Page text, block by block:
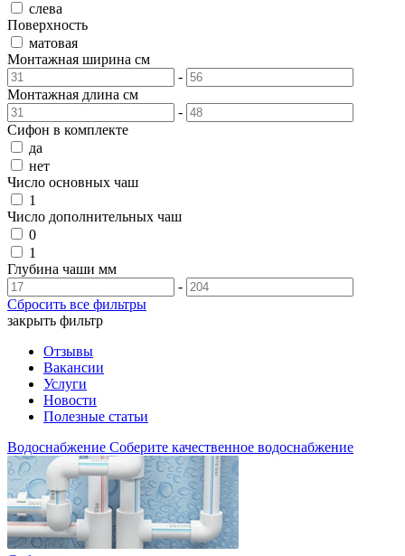
слева
Поверхность
матовая
Монтажная ширина см
-
Монтажная длина см
-
Сифон в комплекте
да
нет
Число основных чаш
1
Число дополнительных чаш
0
1
Глубина чаши мм
-
Сбросить все фильтры
закрыть фильтр
Отзывы
Вакансии
Услуги
Новости
Полезные статьи
Водоснабжение Соберите качественное водоснабжение